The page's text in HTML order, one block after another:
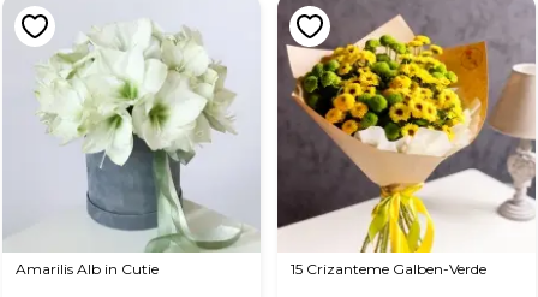
Amarilis Alb in Cutie 15 Crizanteme Galben-Verde